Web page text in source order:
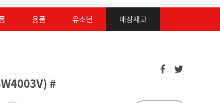
용품 유소년 매장재고
#